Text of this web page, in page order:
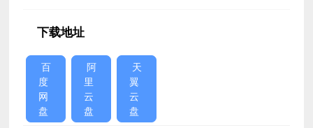
下载地址
百
度
网
盘
阿
里
云
盘
天
翼
云
盘